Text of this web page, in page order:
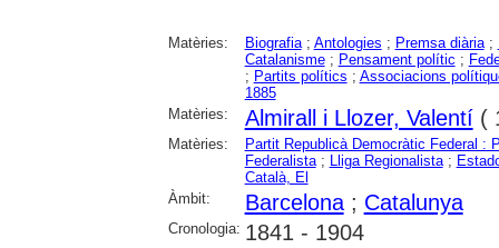
Matèries: Biografia; Antologies ; Premsa diària;
Catalanisme; Pensament polític ;
; Partits polítics ; Associacions
1885
Matèries:
Almirall i Llozer, Valentí(
Matèries:
Partit Republicà Democràtic Federal :
Federalista; Lliga Regionalista;
Català, El
Àmbit:
Barcelona; Catalunya
Cronologia: 1841 - 1904